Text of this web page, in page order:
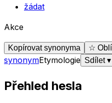
žádat
Akce
Kopírovat synonyma ☆
synonymEtymologie Sdílet▾
Přehled hesla